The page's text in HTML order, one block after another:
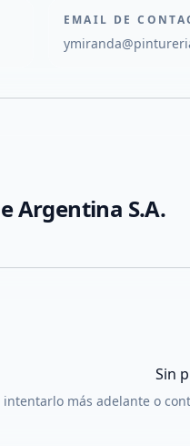
EMAIL DE
Argentina S.A.
Sin
intentarlo más adelante o